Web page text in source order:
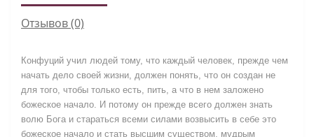
Отзывов (0)
Конфуций учил людей тому, что каждый человек, прежде чем
начать дело своей жизни, должен понять, что он создан не
для того, чтобы только есть, пить, а что в нем заложено
божеское начало. И потому он прежде всего должен знать
волю Бога и стараться всеми силами возвысить в себе это
божеское начало и стать высшим существом, мудрым